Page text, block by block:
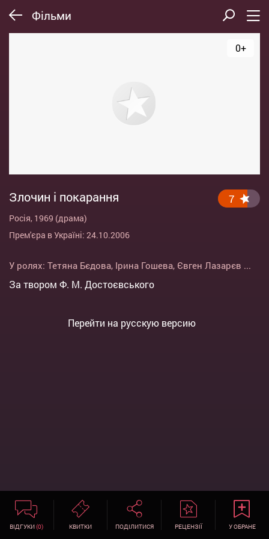
Фільми
0+
Злочин і покарання
Росія, 1969 (драма)
Прем'єра в Україні: 24.10.2006
7
У ролях: Тетяна Бєдова, Ірина Гошева, Євген Лазарєв ...
За твором Ф. М. Достоєвського
Перейти на русскую версию
ВІДГУКИ(0) КВИТКИ ПОДІЛИТИСЯ РЕЦЕНЗІЇ У ОБРАНЕ